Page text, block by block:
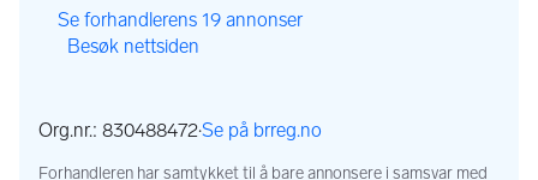
Se forhandlerens 19 annonser
Besøk nettsiden
Org.nr.: 830488472·Se på brreg.no
,
Forhandleren har samtykket til å bare annonsere i samsvar med